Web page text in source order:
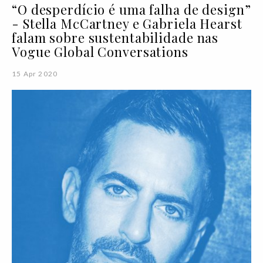
“O desperdício é uma falha de design”
- Stella McCartney e Gabriela Hearst
falam sobre sustentabilidade nas
Vogue Global Conversations
15 Apr 2020